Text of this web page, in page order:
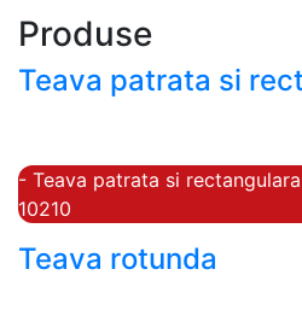
Produse
Teava patrata si
- Teava patrata si
10210
Teava rotunda